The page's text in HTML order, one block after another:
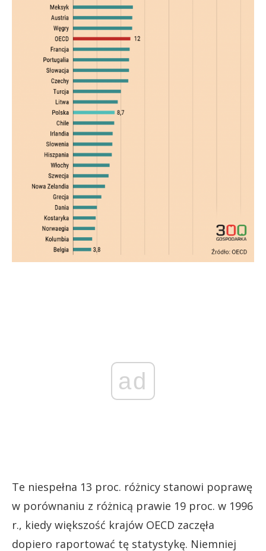
ad
Te niespełna 13 proc. różnicy stanowi poprawę
w porównaniu z różnicą prawie 19 proc. w 1996
r., kiedy większość krajów OECD zaczęła
dopiero raportować tę statystykę. Niemniej